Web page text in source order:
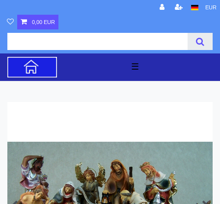
EUR
0,00 EUR
☰